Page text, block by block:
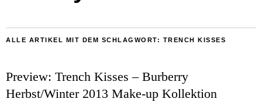
ALLE ARTIKEL MIT DEM SCHLAGWORT: TRENCH KISSES
Preview: Trench Kisses – Burberry
Herbst/Winter 2013 Make-up Kollektion